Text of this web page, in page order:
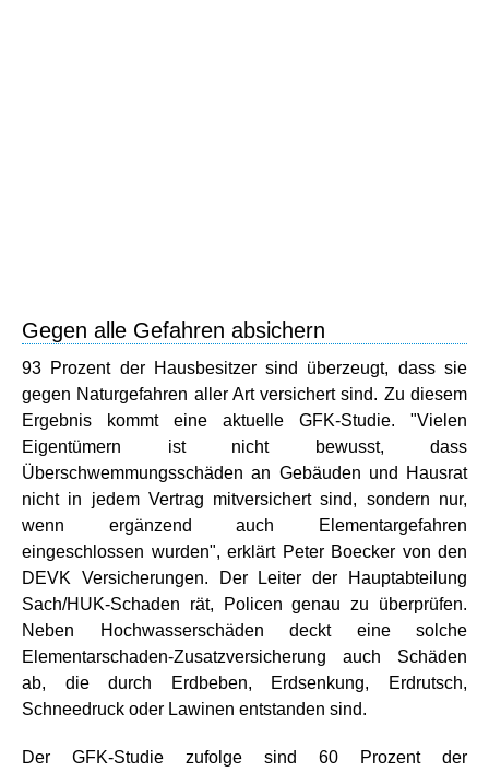
Gegen alle Gefahren absichern
93 Prozent der Hausbesitzer sind überzeugt, dass sie
gegen Naturgefahren aller Art versichert sind. Zu diesem
Ergebnis kommt eine aktuelle GFK-Studie. "Vielen
Eigentümern ist nicht bewusst, dass
Überschwemmungsschäden an Gebäuden und Hausrat
nicht in jedem Vertrag mitversichert sind, sondern nur,
wenn ergänzend auch Elementargefahren
eingeschlossen wurden", erklärt Peter Boecker von den
DEVK Versicherungen. Der Leiter der Hauptabteilung
Sach/HUK-Schaden rät, Policen genau zu überprüfen.
Neben Hochwasserschäden deckt eine solche
Elementarschaden-Zusatzversicherung auch Schäden
ab, die durch Erdbeben, Erdsenkung, Erdrutsch,
Schneedruck oder Lawinen entstanden sind.
Der GFK-Studie zufolge sind 60 Prozent der